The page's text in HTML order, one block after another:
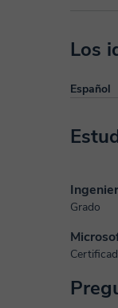
Los
Español
Grado